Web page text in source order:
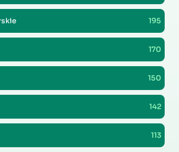
195
170
150
142
113